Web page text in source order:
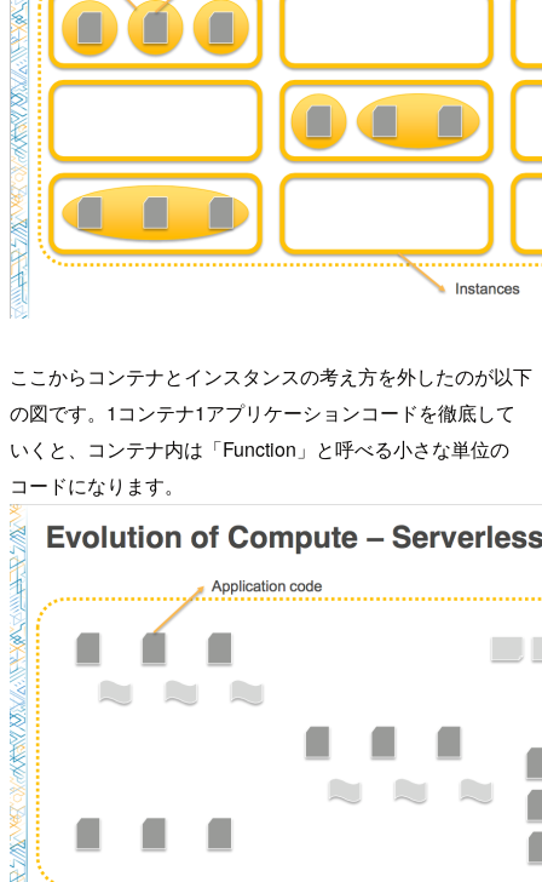
ここからコンテナとインスタンスの考え方を外したのが以下
の図です。1コンテナ1アプリケーションコードを徹底して
いくと、コンテナ内は「Function」と呼べる小さな単位の
コードになります。